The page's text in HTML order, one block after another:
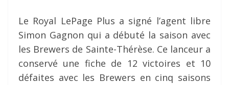
Le Royal LePage Plus a signé l’agent libre
Simon Gagnon qui a débuté la saison avec
les Brewers de Sainte-Thérèse. Ce lanceur a
conservé une fiche de 12 victoires et 10
défaites avec les Brewers en cinq saisons